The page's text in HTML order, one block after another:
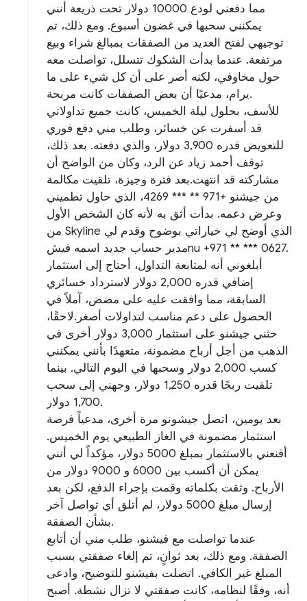
مما دفعني لودع 10000 دولار تحت ذريعة أنني
يمكنني سحبها في غضون أسبوع. ومع ذلك، تم
توجيهي لفتح العديد من الصفقات بمبالغ شراء وبيع
مرتفعة. عندما بدأت الشكوك تتسلل، تواصلت معه
حول مخاوفي، لكنه أصر على أن كل شيء على ما
يرام، مدعيًا أن بعض الصفقات كانت مربحة.
للأسف، بحلول ليلة الخميس، كانت جميع تداولاتي
قد أسفرت عن خسائر، وطلب مني دفع فوري
للتعويض قدره 3,900 دولار، والذي دفعته. بعد ذلك،
توقف أحمد زياد عن الرد، وكان من الواضح أن
مشاركته قد انتهت.بعد فترة وجيزة، تلقيت مكالمة
من جيشنو +971 ** *** 4269، الذي حاول تطميني
وعرض دعمه. بدأت أثق به لأنه كان الشخص الأول
من Skyline الذي أوضح لي خياراتي بوضوح وقدم لي
مدير حساب جديد اسمه فيشnu +971 ** *** 0627.
أبلغوني أنه لمتابعة التداول، أحتاج إلى استثمار
إضافي قدره 2,000 دولار لاسترداد خسائري
السابقة، مما وافقت عليه على مضض، آملاً في
الحصول على دعم مناسب لتداولات أصغر.لاحقًا،
حثني جيشنو على استثمار 3,000 دولار أخرى في
الذهب من أجل أرباح مضمونة، متعهدًا بأنني يمكنني
كسب 2,000 دولار وسحبها في اليوم التالي. بينما
تلقيت ربحًا قدره 1,250 دولار، وجهني إلى سحب
1,700 دولار.
بعد يومين، اتصل جيشونو مرة أخرى، مدعياً فرصة
استثمار مضمونة في الغاز الطبيعي يوم الخميس.
أقنعني بالاستثمار بمبلغ 5000 دولار، مؤكداً لي أنني
يمكن أن أكسب بين 6000 و 9000 دولار من
الأرباح. وثقت بكلماته وقمت بإجراء الدفع، لكن بعد
إرسال مبلغ 5000 دولار، لم أتلق أي تواصل آخر
بشأن الصفقة.
عندما تواصلت مع فيشنو، طلب مني أن أتابع
الصفقة. ومع ذلك، بعد ثوانٍ، تم إلغاء صفقتي بسبب
المبلغ غير الكافي. اتصلت بفيشنو للتوضيح، وادعى
أنه، وفقًا لنظامه، كانت صفقتي لا تزال نشطة. أصبح